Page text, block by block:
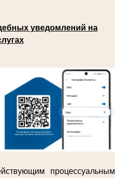
уведомлений на
процессуальным